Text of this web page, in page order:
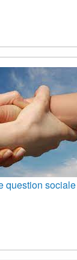
question